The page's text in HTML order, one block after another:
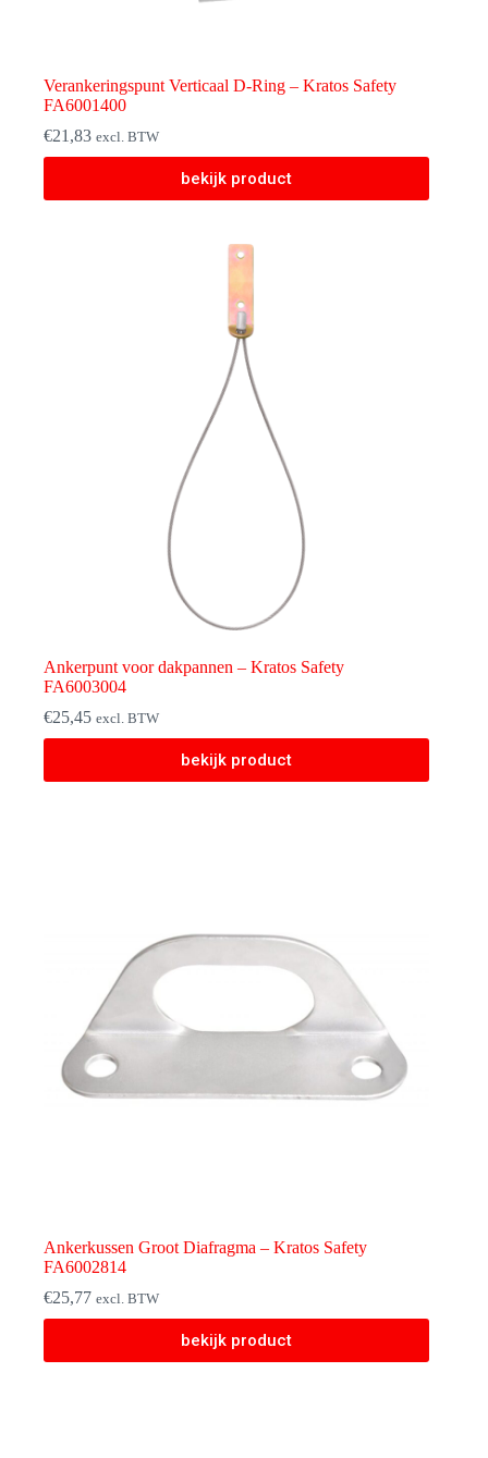
Verankeringspunt Verticaal D-Ring – Kratos Safety
FA6001400
€21,83 excl. BTW
bekijk product
Ankerpunt voor dakpannen – Kratos Safety
FA6003004
€25,45 excl. BTW
bekijk product
Ankerkussen Groot Diafragma – Kratos Safety
FA6002814
€25,77 excl. BTW
bekijk product